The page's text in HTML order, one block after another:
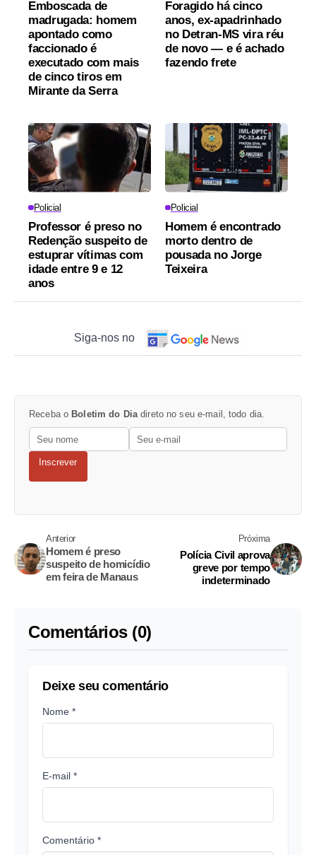
Emboscada de
madrugada: homem
apontado como
faccionado é
executado com mais
de cinco tiros em
Mirante da Serra
Foragido há cinco
anos, ex-apadrinhado
no Detran-MS vira réu
de novo — e é achado
fazendo frete
Policial
Professor é preso no
Redenção suspeito de
estuprar vítimas com
idade entre 9 e 12
anos
Policial
Homem é encontrado
morto dentro de
pousada no Jorge
Teixeira
Siga-nos no
Receba o Boletim do Dia direto no seu e-mail, todo dia.
Inscrever
Anterior
Homem é preso
suspeito de homicídio
em feira de Manaus
Próxima
Polícia Civil aprova
greve por tempo
indeterminado
Comentários (0)
Deixe seu comentário
Nome *
E-mail *
Comentário *